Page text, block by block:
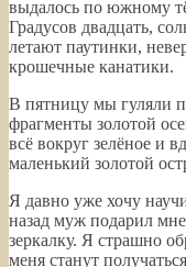
выдалось по южному
Градусов двадцать,
летают паутинки,
крошечные канатики.
В пятницу мы гуляли
фрагменты золотой
всё вокруг зелёное и
маленький золотой
Я давно уже хочу
назад муж подарил
зеркалку. Я страшно
меня станут